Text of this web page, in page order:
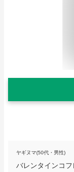
ヤギヌマ(50代・男性)
バレンタインコ